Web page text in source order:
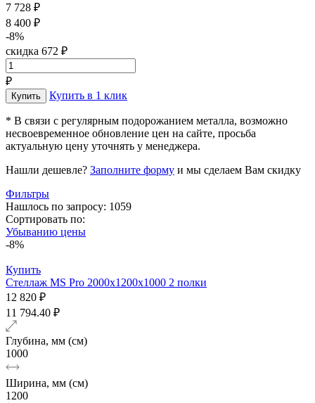
7 728 ₽
8 400 ₽
-8%
скидка 672 ₽
₽
Купить в 1 клик
* В связи с регулярным подорожанием металла, возможно
несвоевременное обновление цен на сайте, просьба
актуальную цену уточнять у менеджера.
Нашли дешевле? Заполните форму и мы сделаем Вам скидку
Фильтры
Нашлось по запросу: 1059
Сортировать по:
Убыванию цены
-8%
Купить
Стеллаж MS Pro 2000х1200x1000 2 полки
12 820 ₽
11 794.40 ₽
Глубина, мм (см)
1000
Ширина, мм (см)
1200